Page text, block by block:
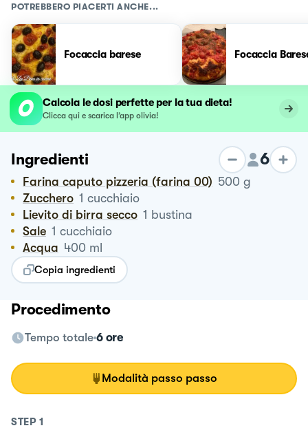
POTREBBERO PIACERTI ANCHE...
Focaccia barese Focaccia
Calcola le dosi perfette per la tua dieta!
Clicca qui e scarica l’app olivia!
Ingredienti 6
Farina caputo pizzeria (farina 00) 500 g
Zucchero 1 cucchiaio
Lievito di birra secco 1 bustina
Sale 1 cucchiaio
Acqua 400 ml
Copia ingredienti
Procedimento
Tempo totale 6 ore
Modalità passo passo
STEP 1